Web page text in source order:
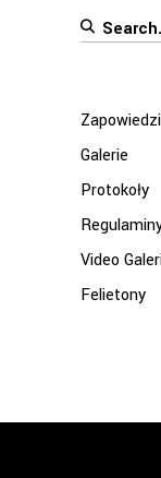
Search
Galerie
Protokoły
Video
Felietony